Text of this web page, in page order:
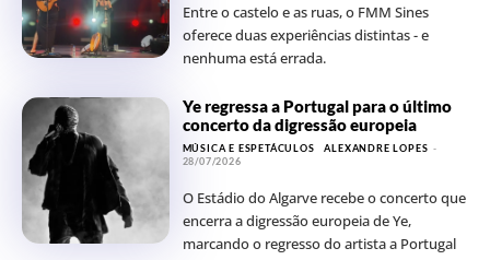
Entre o castelo e as ruas, o FMM Sines
oferece duas experiências distintas - e
nenhuma está errada.
Ye regressa a Portugal para o último
concerto da digressão europeia
MÚSICA E ESPETÁCULOS ALEXANDRE LOPES -
28/07/2026
O Estádio do Algarve recebe o concerto que
encerra a digressão europeia de Ye,
marcando o regresso do artista a Portugal